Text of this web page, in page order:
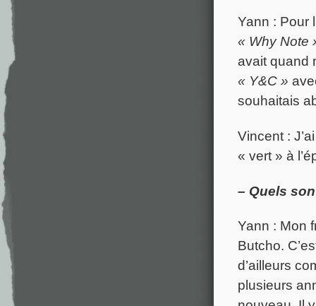
Yann : Pour
« Why Note
avait quand
« Y&C »
souhaitais
Vincent :
« vert » à
– Quels
Yann : Mon
Butcho.
d’ailleurs
plusieurs